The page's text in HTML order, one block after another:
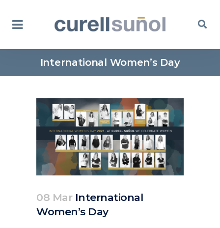
International Women’s Day
08 MarInternational
Women’s Day